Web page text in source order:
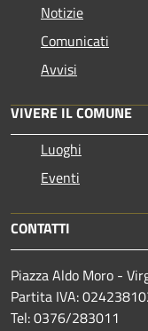
Notizie
Comunicati
Avvisi
VIVERE IL COMUNE
Luoghi
Eventi
CONTATTI
Piazza Aldo Moro -
Partita IVA:
Tel: 0376/283011